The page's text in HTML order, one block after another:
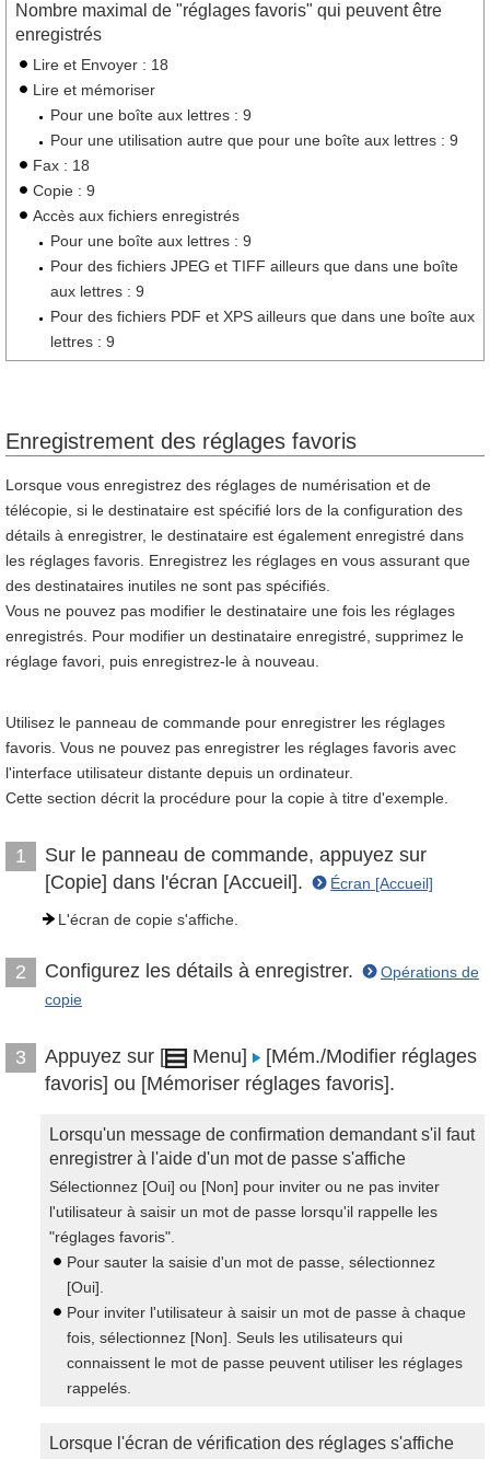
Nombre maximal de "réglages favoris" qui peuvent être
enregistrés
Lire et Envoyer : 18
Lire et mémoriser
Pour une boîte aux lettres : 9
Pour une utilisation autre que pour une boîte aux lettres : 9
Fax : 18
Copie : 9
Accès aux fichiers enregistrés
Pour une boîte aux lettres : 9
Pour des fichiers JPEG et TIFF ailleurs que dans une boîte
aux lettres : 9
Pour des fichiers PDF et XPS ailleurs que dans une boîte aux
lettres : 9
Enregistrement des réglages favoris
Lorsque vous enregistrez des réglages de numérisation et de
télécopie, si le destinataire est spécifié lors de la configuration des
détails à enregistrer, le destinataire est également enregistré dans
les réglages favoris. Enregistrez les réglages en vous assurant que
des destinataires inutiles ne sont pas spécifiés.
Vous ne pouvez pas modifier le destinataire une fois les réglages
enregistrés. Pour modifier un destinataire enregistré, supprimez le
réglage favori, puis enregistrez-le à nouveau.
Utilisez le panneau de commande pour enregistrer les réglages
favoris. Vous ne pouvez pas enregistrer les réglages favoris avec
l'interface utilisateur distante depuis un ordinateur.
Cette section décrit la procédure pour la copie à titre d'exemple.
1
Sur le panneau de commande, appuyez sur
[Copie] dans l'écran [Accueil].
Écran [Accueil]
L'écran de copie s'affiche.
2 Configurez les détails à enregistrer.
Opérations de
copie
3 Appuyez sur [ Menu]
[Mém./Modifier réglages
favoris] ou [Mémoriser réglages favoris].
Lorsqu'un message de confirmation demandant s'il faut
enregistrer à l'aide d'un mot de passe s'affiche
Sélectionnez [Oui] ou [Non] pour inviter ou ne pas inviter
l'utilisateur à saisir un mot de passe lorsqu'il rappelle les
"réglages favoris".
Pour sauter la saisie d'un mot de passe, sélectionnez
[Oui].
Pour inviter l'utilisateur à saisir un mot de passe à chaque
fois, sélectionnez [Non]. Seuls les utilisateurs qui
connaissent le mot de passe peuvent utiliser les réglages
rappelés.
Lorsque l'écran de vérification des réglages s'affiche